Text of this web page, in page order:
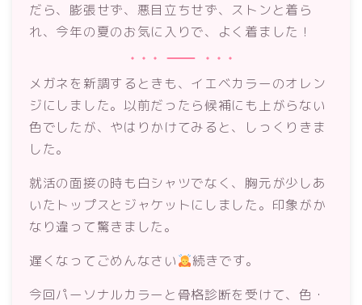
だら、膨張せず、悪目立ちせず、ストンと着ら
れ、今年の夏のお気に入りで、よく着ました！
メガネを新調するときも、イエベカラーのオレン
ジにしました。以前だったら候補にも上がらない
色でしたが、やはりかけてみると、しっくりきま
した。
就活の面接の時も白シャツでなく、胸元が少しあ
いたトップスとジャケットにしました。印象がか
なり違って驚きました。
遅くなってごめんなさい
続きです。
今回パーソナルカラーと骨格診断を受けて、色・